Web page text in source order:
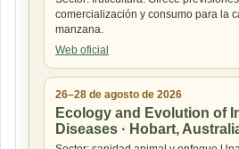
comercialización y consumo para la
manzana.
Web oficial
26–28 de agosto de 2026
Ecology and Evolution of
Diseases · Hobart,